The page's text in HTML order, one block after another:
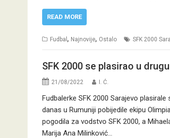
READ MORE
Fudbal , Najnovije, Ostalo SFK 2000
SFK 2000 se plasirao u
21/08/2022 I. Ć.
Fudbalerke SFK 2000 Sarajevo
danas u Rumuniji pobijedile ekipu
pogodila za vodstvo SFK 2000, a
Marija Ana Milinković…